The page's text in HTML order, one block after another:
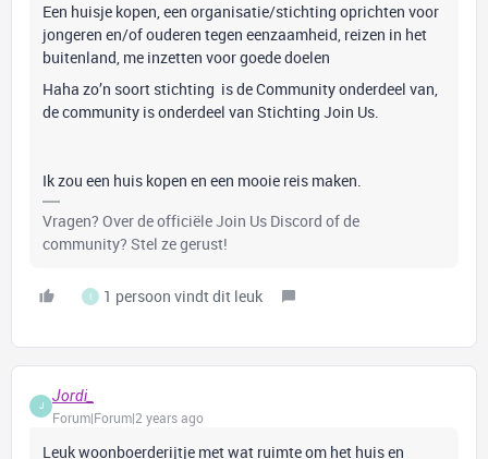
Een huisje kopen, een organisatie/stichting oprichten voor
jongeren en/of ouderen tegen eenzaamheid, reizen in het
buitenland, me inzetten voor goede doelen
Haha zo’n soort stichting is de Community onderdeel van,
de community is onderdeel van Stichting Join Us.
Ik zou een huis kopen en een mooie reis maken.
Vragen? Over de officiële Join Us Discord of de
community? Stel ze gerust!
I 1 persoon vindt dit leuk
J
Jordi_
Forum|Forum|2 years ago
Leuk woonboerderijtje met wat ruimte om het huis en